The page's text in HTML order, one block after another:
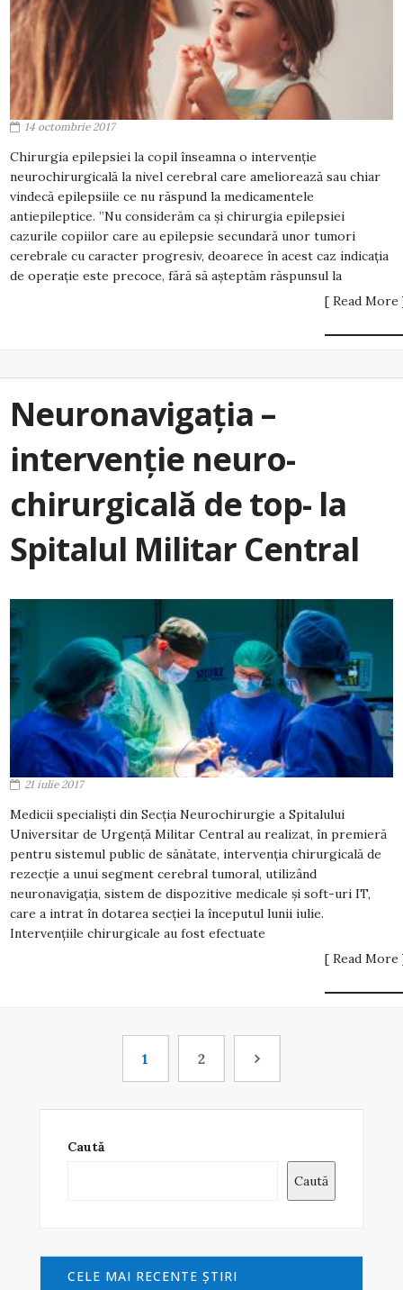
14 octombrie 2017
Chirurgia epilepsiei la copil înseamna o intervenție
neurochirurgicală la nivel cerebral care ameliorează sau chiar
vindecă epilepsiile ce nu răspund la medicamentele
antiepileptice. ”Nu considerăm ca și chirurgia epilepsiei
cazurile copiilor care au epilepsie secundară unor tumori
cerebrale cu caracter progresiv, deoarece în acest caz indicația
de operație este precoce, fără să așteptăm răspunsul la
[ Read More
Neuronavigaţia –
intervenţie neuro-
chirurgicală de top- la
Spitalul Militar Central
21 iulie 2017
Medicii specialişti din Secţia Neurochirurgie a Spitalului
Universitar de Urgenţă Militar Central au realizat, în premieră
pentru sistemul public de sănătate, intervenţia chirurgicală de
rezecţie a unui segment cerebral tumoral, utilizând
neuronavigaţia, sistem de dispozitive medicale şi soft-uri IT,
care a intrat în dotarea secţiei la începutul lunii iulie.
Intervenţiile chirurgicale au fost efectuate
[ Read More
1 2
Caută
Caută
CELE MAI RECENTE ŞTIRI